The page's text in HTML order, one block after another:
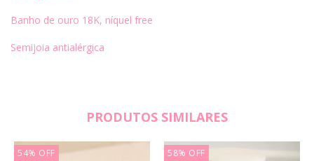
Banho de ouro 18K, níquel free
Semijoia antialérgica
PRODUTOS SIMILARES
54% OFF 58% OFF